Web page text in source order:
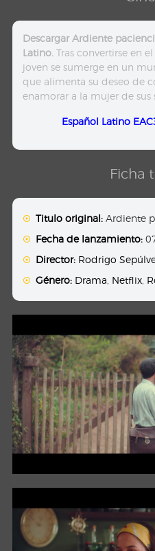
Descargar Ardiente
Latino. Tras convertirse en
joven se sumerge en un
que alimenta su deseo de
enamorar a la mujer de sus
Español Latino
Ficha
Titulo original: Ardiente
Fecha de lanzamiento:
Director: Rodrigo
Género: Drama Netflix